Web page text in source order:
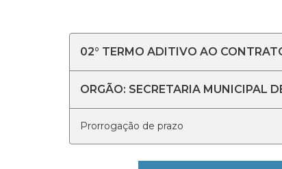
02° TERMO ADITIVO AO
ORGÃO: SECRETARIA MUNICIPAL
Prorrogação de prazo